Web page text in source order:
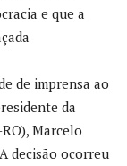
e que a
de imprensa ao
da
Marcelo
decisão ocorreu